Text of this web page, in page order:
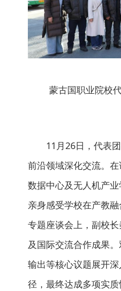
蒙古国职业院校
11月26日，代表
前沿领域深化交流。
数据中心及无人机产
亲身感受学校在产教
专题座谈会上，副校
及国际交流合作成果
输出等核心议题展开
径，最终达成多项实